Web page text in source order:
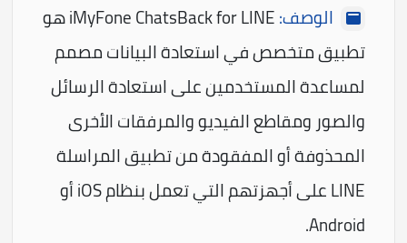
الوصف:
iMyFone ChatsBack for LINE هو
تطبيق متخصص في استعادة البيانات مصمم
لمساعدة المستخدمين على استعادة الرسائل
والصور ومقاطع الفيديو والمرفقات الأخرى
المحذوفة أو المفقودة من تطبيق المراسلة
LINE على أجهزتهم التي تعمل بنظام iOS أو
Android.